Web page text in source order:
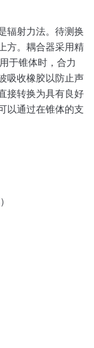
射力法。 待测换
方。 耦合器采用精
于锥体时，合力
吸收橡胶以防止声
接转换为具有良好
以通过在锥体的支